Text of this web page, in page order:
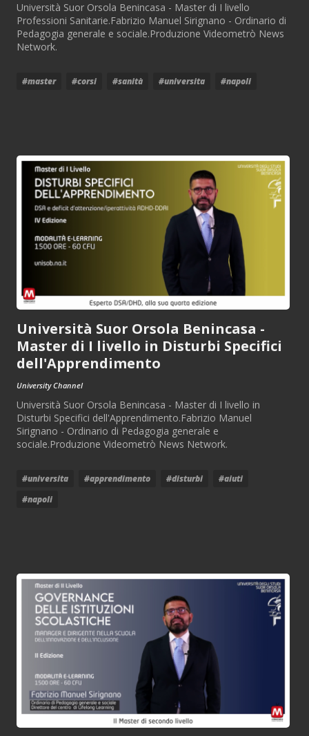
Università Suor Orsola Benincasa - Master di I livello
Professioni Sanitarie.Fabrizio Manuel Sirignano - Ordinario di
Pedagogia generale e sociale.Produzione Videometrò News
Network.
#master #corsi #sanità #universita #napoli
Università Suor Orsola Benincasa -
Master di I livello in Disturbi Specifici
dell'Apprendimento
University Channel
Università Suor Orsola Benincasa - Master di I livello in
Disturbi Specifici dell'Apprendimento.Fabrizio Manuel
Sirignano - Ordinario di Pedagogia generale e
sociale.Produzione Videometrò News Network.
#universita #apprendimento #disturbi
#aiuti
#napoli